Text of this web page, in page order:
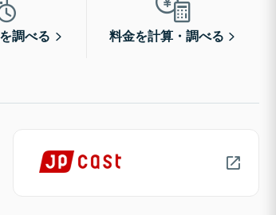
調べる 料金を計算・調べる